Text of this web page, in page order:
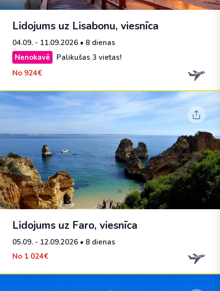
Lidojums uz Lisabonu, viesnīca
04.09. - 11.09.2026 • 8 dienas
Nenokavē
Palikušas 3 vietas!
No 924€
Lidojums uz Faro, viesnīca
05.09. - 12.09.2026 • 8 dienas
No 1 024€